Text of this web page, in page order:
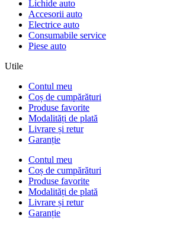
Lichide auto
Accesorii auto
Electrice auto
Consumabile service
Piese auto
Utile
Contul meu
Coș de cumpărături
Produse favorite
Modalități de plată
Livrare și retur
Garanție
Contul meu
Coș de cumpărături
Produse favorite
Modalități de plată
Livrare și retur
Garanție